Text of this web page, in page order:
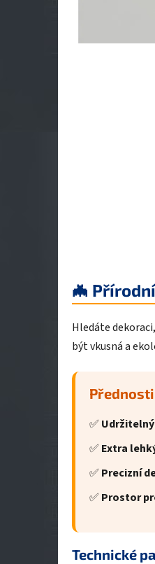
🦇
Hledáte
být vkusná a
✅
✅ Extra
✅ Precizní
✅ Prostor
Technické